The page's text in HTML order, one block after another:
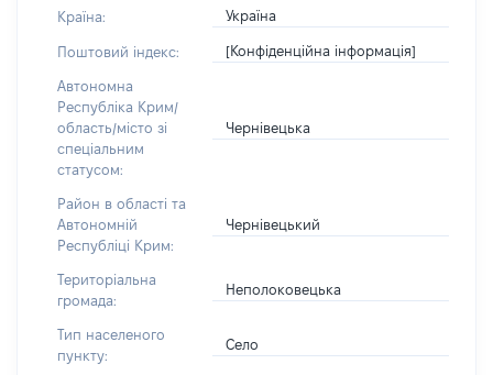
Країна: Україна
Поштовий індекс: [Конфіденційна інформація]
Автономна
Республіка Крим/
область/місто зі
спеціальним
статусом:
Чернівецька
Район в області та
Автономній
Республіці Крим:
Чернівецький
Територіальна
громада:
Неполоковецька
Тип населеного
пункту:
Село